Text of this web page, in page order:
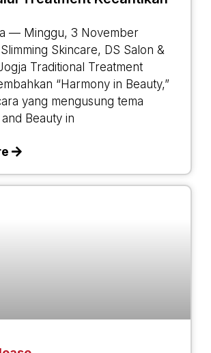
— Minggu, 3 November
Skincare, DS Salon &
Traditional Treatment
“Harmony in Beauty,”
yang mengusung tema
Beauty in